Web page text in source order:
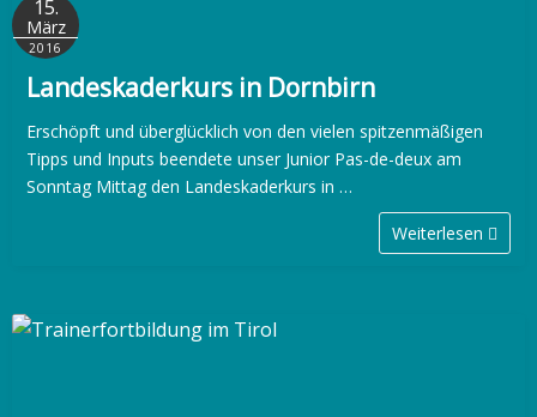
15.
März
2016
Landeskaderkurs in Dornbirn
Erschöpft und überglücklich von den vielen spitzenmäßigen
Tipps und Inputs beendete unser Junior Pas-de-deux am
Sonntag Mittag den Landeskaderkurs in …
Weiterlesen